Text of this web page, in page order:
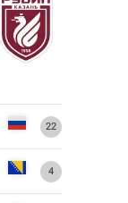
22
4